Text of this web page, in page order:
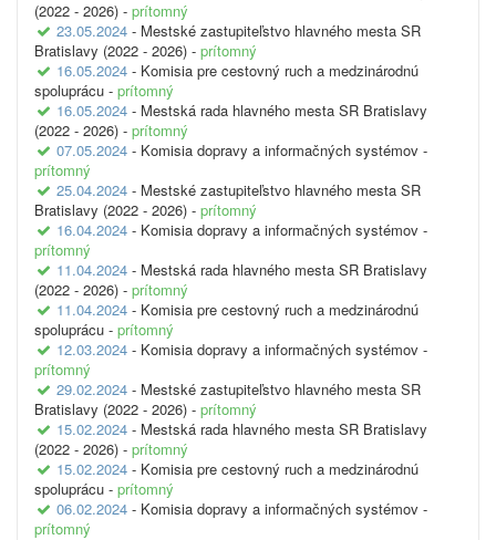
(2022 - 2026) - prítomný
23.05.2024 - Mestské zastupiteľstvo hlavného mesta SR
Bratislavy (2022 - 2026) - prítomný
16.05.2024 - Komisia pre cestovný ruch a medzinárodnú
spoluprácu - prítomný
16.05.2024 - Mestská rada hlavného mesta SR Bratislavy
(2022 - 2026) - prítomný
07.05.2024 - Komisia dopravy a informačných systémov -
prítomný
25.04.2024 - Mestské zastupiteľstvo hlavného mesta SR
Bratislavy (2022 - 2026) - prítomný
16.04.2024 - Komisia dopravy a informačných systémov -
prítomný
11.04.2024 - Mestská rada hlavného mesta SR Bratislavy
(2022 - 2026) - prítomný
11.04.2024 - Komisia pre cestovný ruch a medzinárodnú
spoluprácu - prítomný
12.03.2024 - Komisia dopravy a informačných systémov -
prítomný
29.02.2024 - Mestské zastupiteľstvo hlavného mesta SR
Bratislavy (2022 - 2026) - prítomný
15.02.2024 - Mestská rada hlavného mesta SR Bratislavy
(2022 - 2026) - prítomný
15.02.2024 - Komisia pre cestovný ruch a medzinárodnú
spoluprácu - prítomný
06.02.2024 - Komisia dopravy a informačných systémov -
prítomný